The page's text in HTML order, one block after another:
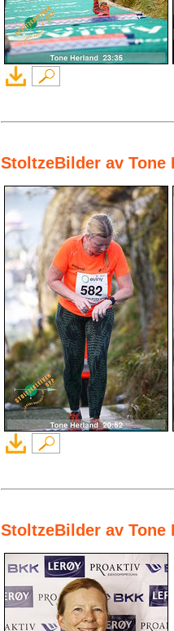
StoltzeBilder av Tone
StoltzeBilder av Tone